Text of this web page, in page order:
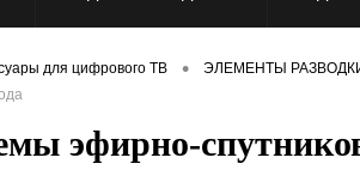
для цифрового ТВ • ЭЛЕМЕНТЫ
эфирно-